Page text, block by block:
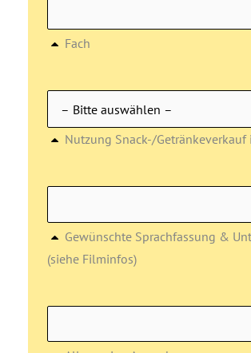
Fach
Nutzung Snack-/Getränkeverkauf
Gewünschte Sprachfassung &
(siehe Filminfos)